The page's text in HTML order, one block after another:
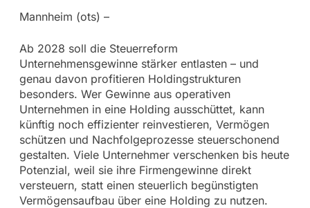
Mannheim (ots) –
Ab 2028 soll die Steuerreform
Unternehmensgewinne stärker entlasten – und
genau davon profitieren Holdingstrukturen
besonders. Wer Gewinne aus operativen
Unternehmen in eine Holding ausschüttet, kann
künftig noch effizienter reinvestieren, Vermögen
schützen und Nachfolgeprozesse steuerschonend
gestalten. Viele Unternehmer verschenken bis heute
Potenzial, weil sie ihre Firmengewinne direkt
versteuern, statt einen steuerlich begünstigten
Vermögensaufbau über eine Holding zu nutzen.